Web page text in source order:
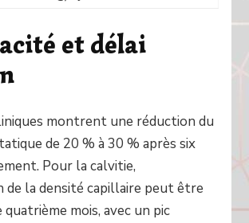
et délai
montrent une réduction du
de 20 % à 30 % après six
Pour la calvitie,
de la densité capillaire peut être
quatrième mois, avec un pic